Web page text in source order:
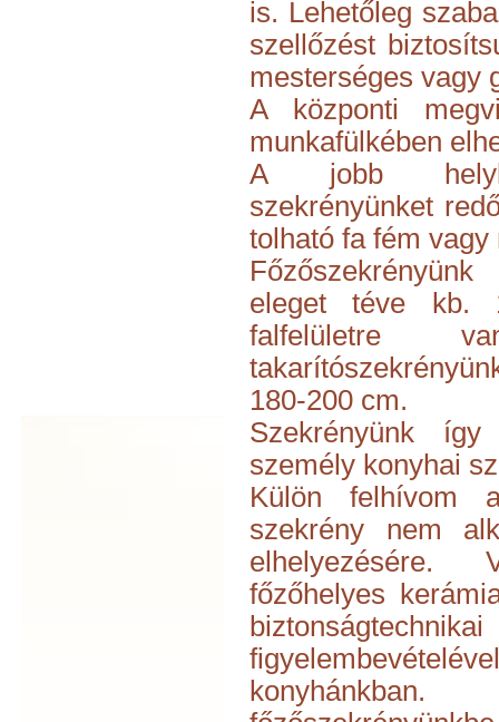
is. Lehetőleg
szellőzést
mesterséges vagy
A központi
munkafülkében
A jobb
szekrényünket
tolható fa fém
eleget téve kb.
falfelületre
180-200 cm.
Szekrényünk
személy konyhai
Külön felhívom
szekrény nem
elhelyezésére.
főzőhelyes